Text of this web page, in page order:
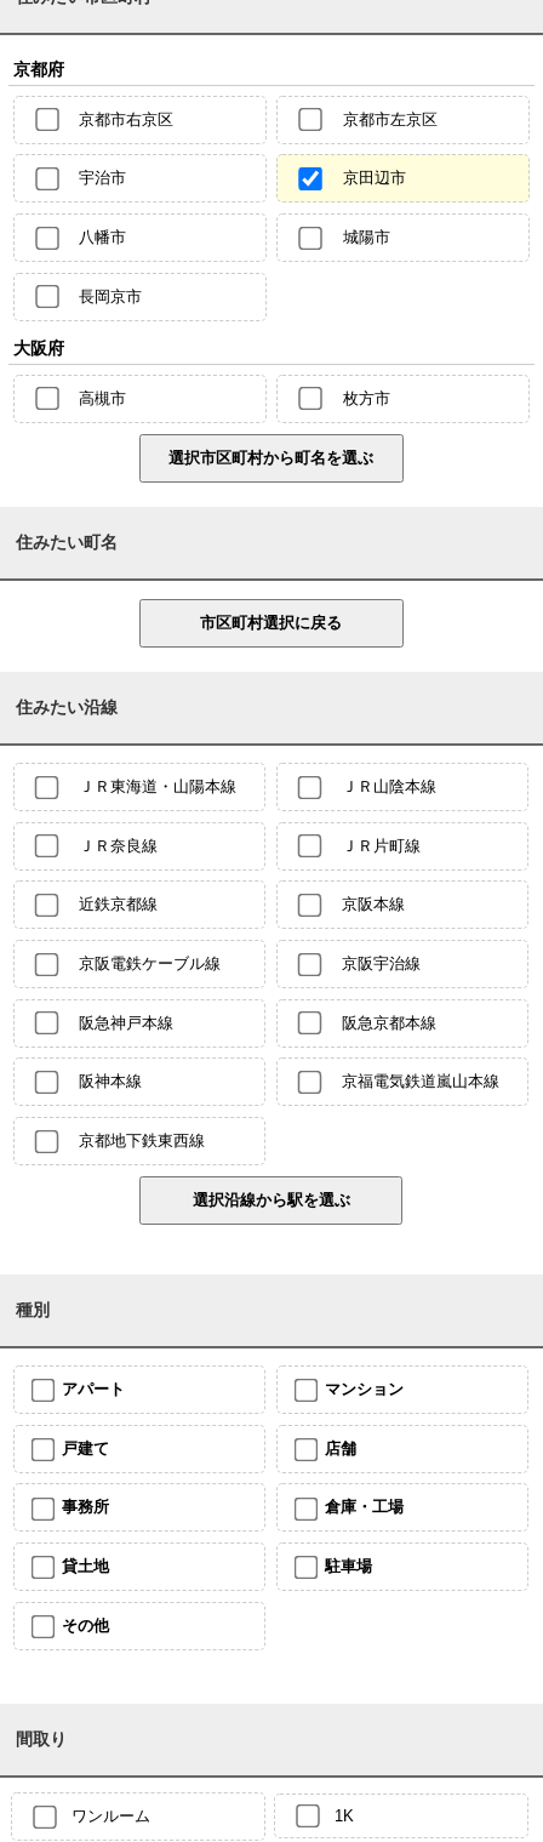
京都府
京都市右京区 京都市左京区
宇治市 京田辺市
八幡市 城陽市
長岡京市
大阪府
高槻市 枚方市
住みたい町名
住みたい沿線
ＪＲ東海道・山陽本線 ＪＲ山陰本線
ＪＲ奈良線 ＪＲ片町線
近鉄京都線 京阪本線
京阪電鉄ケーブル線 京阪宇治線
阪急神戸本線 阪急京都本線
阪神本線 京福電気鉄道嵐山本線
京都地下鉄東西線
種別
アパート マンション
戸建て 店舗
事務所 倉庫・工場
貸土地 駐車場
その他
間取り
ワンルーム 1K